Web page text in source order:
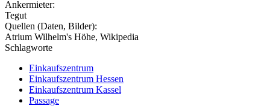
Ankermieter:
Tegut
Quellen (Daten, Bilder):
Atrium Wilhelm's Höhe, Wikipedia
Schlagworte
Einkaufszentrum
Einkaufszentrum Hessen
Einkaufszentrum Kassel
Passage